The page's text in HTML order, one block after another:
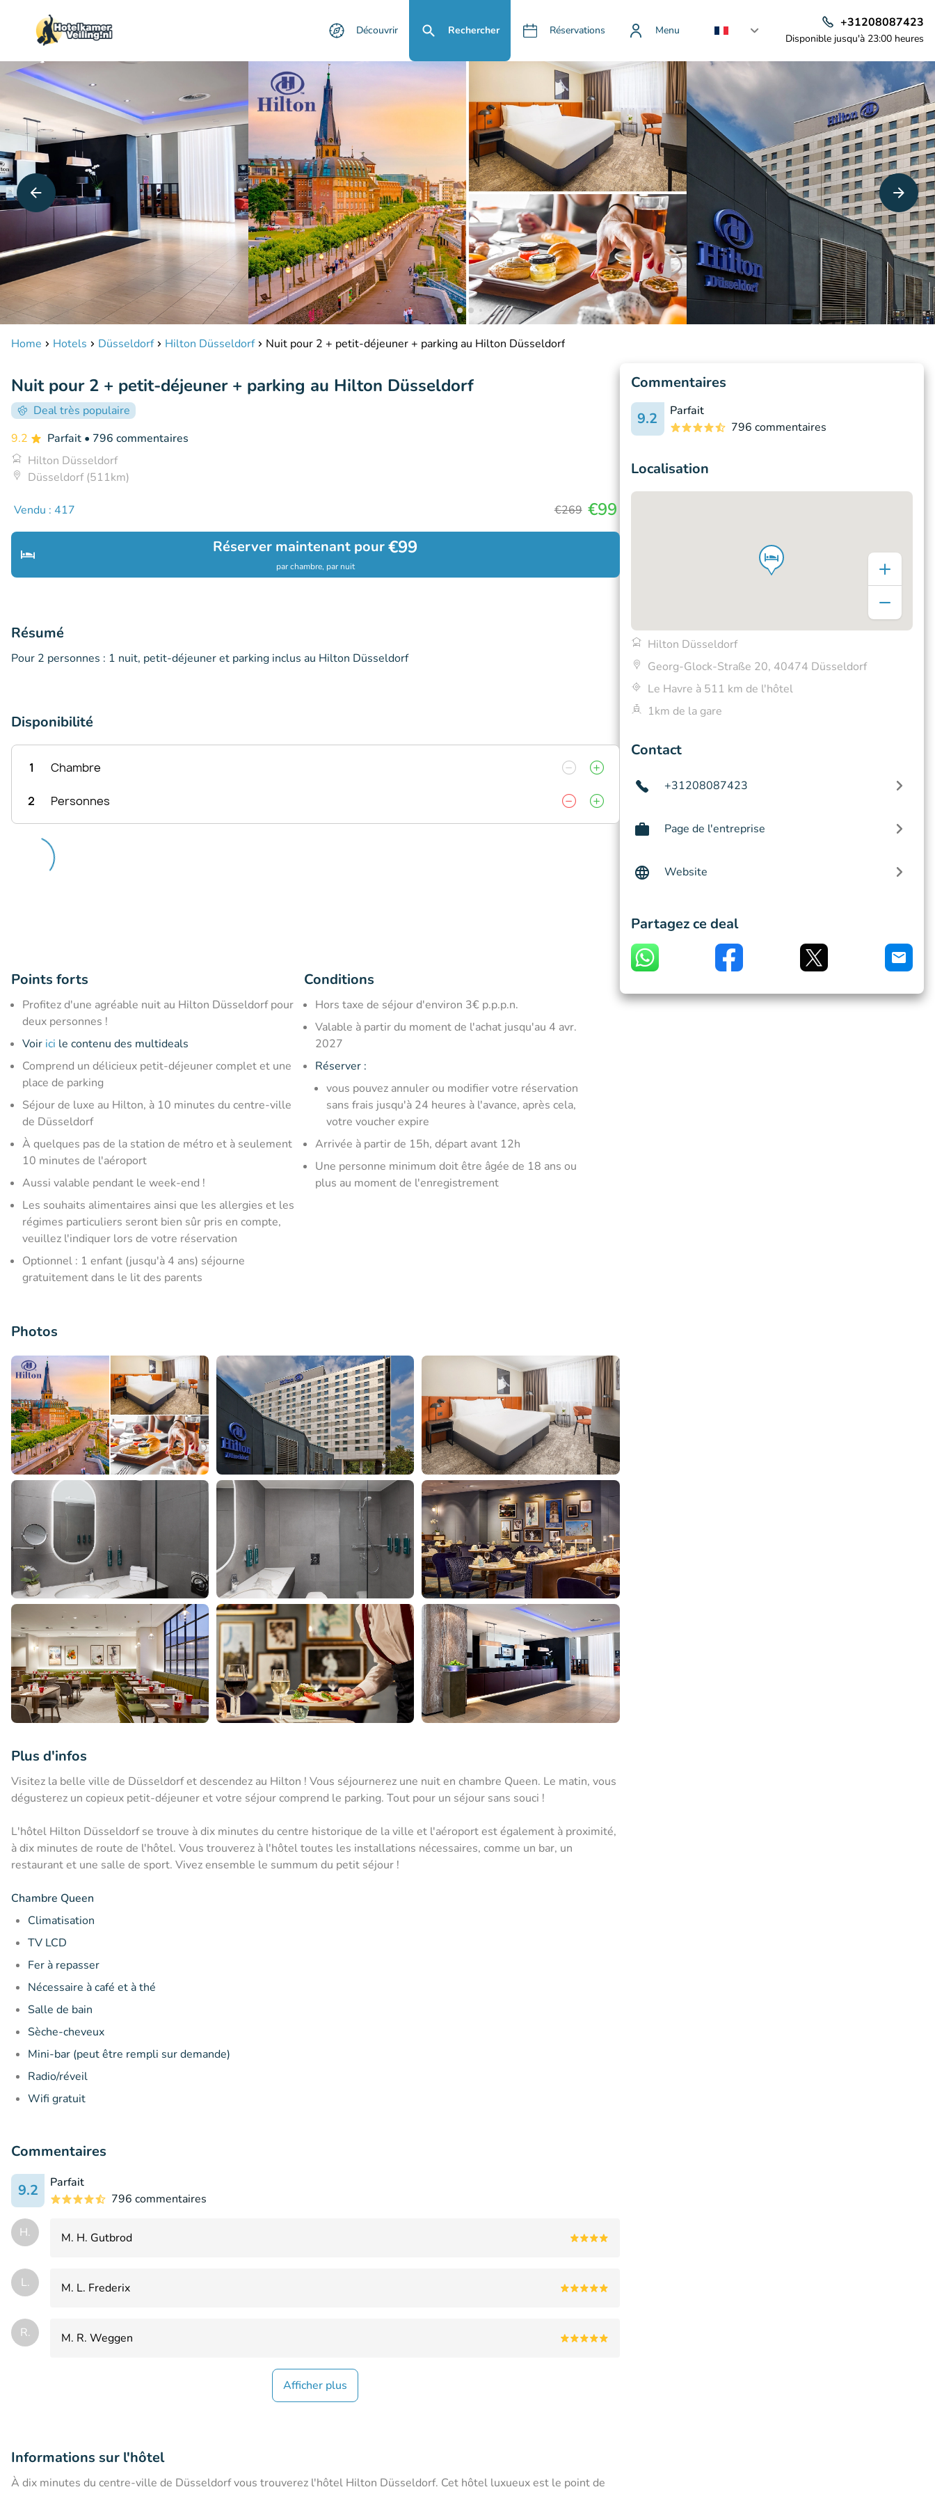
Découvrir Rechercher Réservations Menu
+31208087423
Disponible jusqu'à 23:00 heures
Home Hotels Düsseldorf Hilton Düsseldorf Nuit pour 2 + petit-déjeuner + parking au Hilton Düsseldorf
Nuit pour 2 + petit-déjeuner + parking au Hilton Düsseldorf
Deal très populaire
9.2
Parfait • 796 commentaires
Hilton Düsseldorf
Düsseldorf (511km)
Vendu : 417 €269 €99
Réserver maintenant pour€99
par chambre, par nuit
Résumé
Pour 2 personnes : 1 nuit, petit-déjeuner et parking inclus au Hilton Düsseldorf
Disponibilité
1 Chambre
2 Personnes
Points forts
Profitez d'une agréable nuit au Hilton Düsseldorf pour
deux personnes !
Voir ici le contenu des multideals
Comprend un délicieux petit-déjeuner complet et une
place de parking
Séjour de luxe au Hilton, à 10 minutes du centre-ville
de Düsseldorf
À quelques pas de la station de métro et à seulement
10 minutes de l'aéroport
Aussi valable pendant le week-end !
Les souhaits alimentaires ainsi que les allergies et les
régimes particuliers seront bien sûr pris en compte,
veuillez l'indiquer lors de votre réservation
Optionnel : 1 enfant (jusqu'à 4 ans) séjourne
gratuitement dans le lit des parents
Conditions
Hors taxe de séjour d'environ 3€ p.p.p.n.
Valable à partir du moment de l'achat jusqu'au 4 avr.
2027
Réserver :
vous pouvez annuler ou modifier votre réservation
sans frais jusqu'à 24 heures à l'avance, après cela,
votre voucher expire
Arrivée à partir de 15h, départ avant 12h
Une personne minimum doit être âgée de 18 ans ou
plus au moment de l'enregistrement
Photos
Plus d'infos
Visitez la belle ville de Düsseldorf et descendez au Hilton ! Vous séjournerez une nuit en chambre Queen. Le matin, vous
dégusterez un copieux petit-déjeuner et votre séjour comprend le parking. Tout pour un séjour sans souci !
L'hôtel Hilton Düsseldorf se trouve à dix minutes du centre historique de la ville et l'aéroport est également à proximité,
à dix minutes de route de l'hôtel. Vous trouverez à l'hôtel toutes les installations nécessaires, comme un bar, un
restaurant et une salle de sport. Vivez ensemble le summum du petit séjour !
Chambre Queen
Climatisation
TV LCD
Fer à repasser
Nécessaire à café et à thé
Salle de bain
Sèche-cheveux
Mini-bar (peut être rempli sur demande)
Radio/réveil
Wifi gratuit
Commentaires
9.2
Parfait
796 commentaires
H. M. H. Gutbrod
L. M. L. Frederix
R. M. R. Weggen
Afficher plus
Informations sur l'hôtel
À dix minutes du centre-ville de Düsseldorf vous trouverez l'hôtel Hilton Düsseldorf. Cet hôtel luxueux est le point de
Commentaires
9.2
Parfait
796 commentaires
Localisation
Hilton Düsseldorf
Georg-Glock-Straße 20, 40474 Düsseldorf
Le Havre à 511 km de l'hôtel
1km de la gare
Contact
+31208087423
Page de l'entreprise
Website
Partagez ce deal